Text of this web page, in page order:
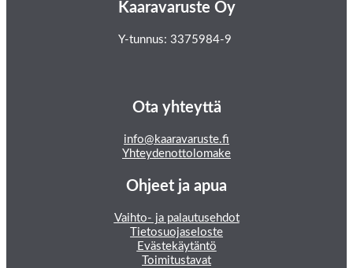
Kaaravaruste Oy
Y-tunnus: 3375984-9
Ota yhteyttä
info@kaaravaruste.fi
Yhteydenottolomake
Ohjeet ja apua
Vaihto- ja palautusehdot
Tietosuojaseloste
Evästekäytäntö
Toimitustavat